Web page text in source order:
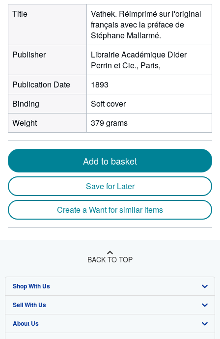
Title
Vathek. Réimprimé sur l'original
français avec la préface de
Stéphane Mallarmé.
Publisher
Librairie Académique Dider
Perrin et Cie., Paris,
Publication Date
1893
Binding
Soft cover
Weight
379 grams
Add to basket
Save for Later
Create a Want for similar items
BACK TO TOP
Shop With Us
Advanced Search
Browse Collections
Sell With Us
Start Selling
About Us